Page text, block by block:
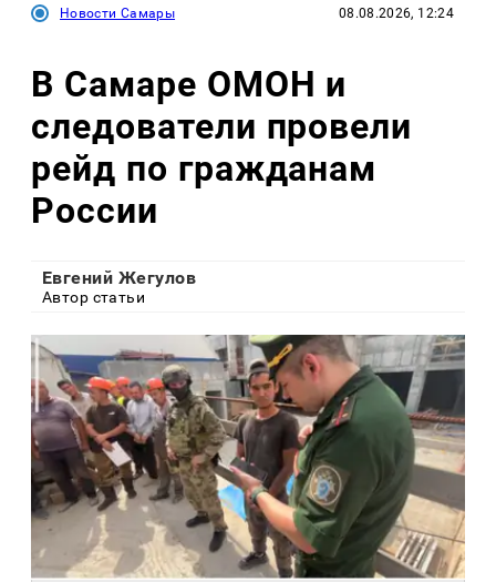
Новости Самары 08.08.2026, 12:24
В Самаре ОМОН и
следователи провели
рейд по гражданам
России
Евгений Жегулов
Автор статьи